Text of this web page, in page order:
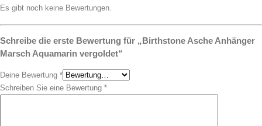
Es gibt noch keine Bewertungen.
Schreibe die erste Bewertung für „Birthstone Asche Anhänger
Marsch Aquamarin vergoldet“
Deine Bewertung *
Schreiben Sie eine Bewertung *